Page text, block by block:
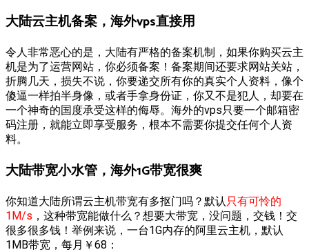
大陆云主机备案，海外vps直接用
令人非常恶心的是，大陆有严格的备案机制，如果你购买云主
机是为了运营网站，你必须备案！备案期间还要求网站关站，
折腾几天，损失不说，你要递交所有你的真实个人资料，像个
傻逼一样拍半身像，或者手拿身份证，你又不是犯人，却要在
一个神奇的国度承受这样的侮辱。海外的vps只要一个邮箱密
码注册，就能立即享受服务，根本不需要你提交任何个人资
料。
大陆带宽小水管，海外1G带宽很爽
你知道大陆所谓云主机带宽有多抠门吗？默认 只有可怜的
1M/s ，这种带宽能做什么？想要大带宽，没问题，交钱！交
很多很多钱！举例来说，一台1G内存的阿里云主机，默认
1MB带宽，每月￥68：